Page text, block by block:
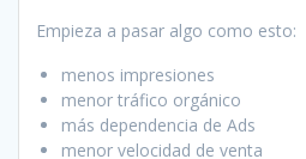
Empieza a pasar algo como esto:
menos impresiones
menor tráfico orgánico
más dependencia de Ads
menor velocidad de venta